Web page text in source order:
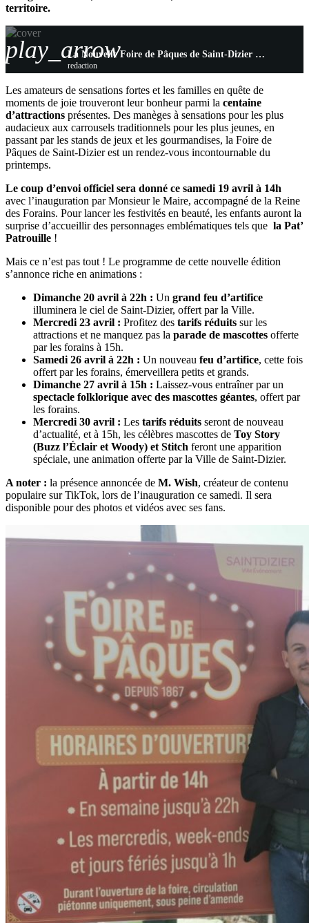
territoire.
play_arrow La Nouvelle Foire de Pâques de Saint-Dizier Démarre ce Samedi 19 Avril !
redaction
Les amateurs de sensations fortes et les familles en quête de
moments de joie trouveront leur bonheur parmi la centaine
d’attractions présentes. Des manèges à sensations pour les plus
audacieux aux carrousels traditionnels pour les plus jeunes, en
passant par les stands de jeux et les gourmandises, la Foire de
Pâques de Saint-Dizier est un rendez-vous incontournable du
printemps.
Le coup d’envoi officiel sera donné ce samedi 19 avril à 14h
avec l’inauguration par Monsieur le Maire, accompagné de la Reine
des Forains. Pour lancer les festivités en beauté, les enfants auront la
surprise d’accueillir des personnages emblématiques tels que la Pat’
Patrouille !
Mais ce n’est pas tout ! Le programme de cette nouvelle édition
s’annonce riche en animations :
Dimanche 20 avril à 22h : Un grand feu d’artifice
illuminera le ciel de Saint-Dizier, offert par la Ville.
Mercredi 23 avril : Profitez des tarifs réduits sur les
attractions et ne manquez pas la parade de mascottes offerte
par les forains à 15h.
Samedi 26 avril à 22h : Un nouveau feu d’artifice, cette fois
offert par les forains, émerveillera petits et grands.
Dimanche 27 avril à 15h : Laissez-vous entraîner par un
spectacle folklorique avec des mascottes géantes, offert par
les forains.
Mercredi 30 avril : Les tarifs réduits seront de nouveau
d’actualité, et à 15h, les célèbres mascottes de Toy Story
(Buzz l’Éclair et Woody) et Stitch feront une apparition
spéciale, une animation offerte par la Ville de Saint-Dizier.
A noter : la présence annoncée de M. Wish, créateur de contenu
populaire sur TikTok, lors de l’inauguration ce samedi. Il sera
disponible pour des photos et vidéos avec ses fans.